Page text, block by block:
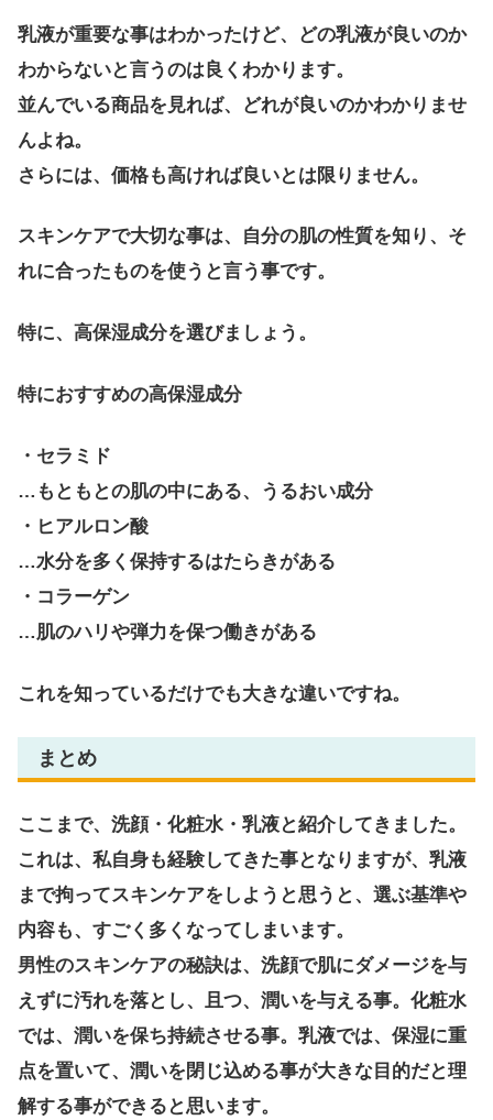
乳液が重要な事はわかったけど、どの乳液が良いのか
わからないと言うのは良くわかります。
並んでいる商品を見れば、どれが良いのかわかりませ
んよね。
さらには、価格も高ければ良いとは限りません。
スキンケアで大切な事は、自分の肌の性質を知り、そ
れに合ったものを使うと言う事です。
特に、高保湿成分を選びましょう。
特におすすめの高保湿成分
・セラミド
…もともとの肌の中にある、うるおい成分
・ヒアルロン酸
…水分を多く保持するはたらきがある
・コラーゲン
…肌のハリや弾力を保つ働きがある
これを知っているだけでも大きな違いですね。
まとめ
ここまで、洗顔・化粧水・乳液と紹介してきました。
これは、私自身も経験してきた事となりますが、乳液
まで拘ってスキンケアをしようと思うと、選ぶ基準や
内容も、すごく多くなってしまいます。
男性のスキンケアの秘訣は、洗顔で肌にダメージを与
えずに汚れを落とし、且つ、潤いを与える事。化粧水
では、潤いを保ち持続させる事。乳液では、保湿に重
点を置いて、潤いを閉じ込める事が大きな目的だと理
解する事ができると思います。